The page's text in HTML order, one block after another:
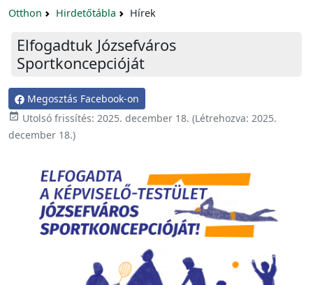
Otthon Hirdetőtábla Hírek
Elfogadtuk Józsefváros
Sportkoncepcióját
Megosztás Facebook-on
 Utolsó frissítés: 2025. december 18. (Létrehozva: 2025.
december 18.)